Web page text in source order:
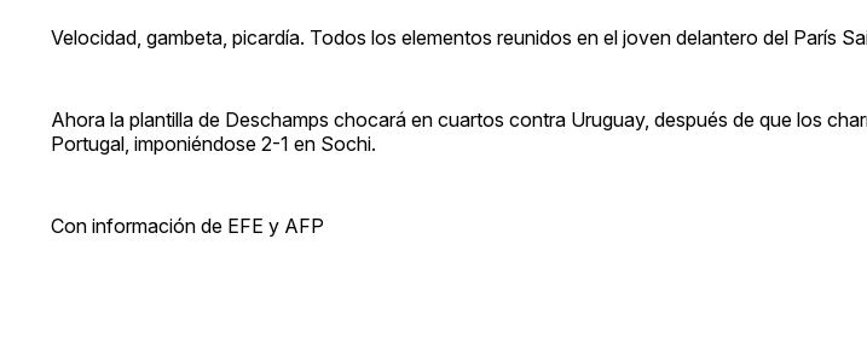
Velocidad, gambeta, picardía. Todos los elementos reunidos en el joven delantero del París
Ahora la plantilla de Deschamps chocará en cuartos contra Uruguay, después de que los
Portugal, imponiéndose 2-1 en Sochi.
Con información de EFE y AFP